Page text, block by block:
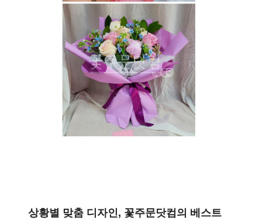
상황별 맞춤 디자인, 꽃주문닷컴의 베스트